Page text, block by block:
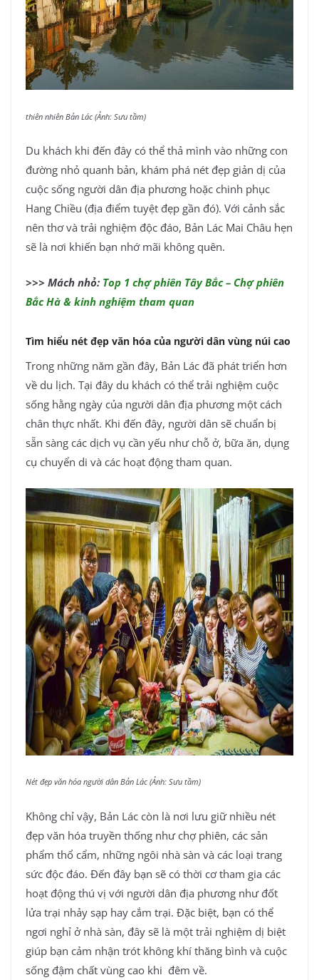
thiên nhiên Bản Lác (Ảnh: Sưu tầm)
Du khách khi đến đây có thể thả mình vào những con
đường nhỏ quanh bản, khám phá nét đẹp giản dị của
cuộc sống người dân địa phương hoặc chinh phục
Hang Chiều (địa điểm tuyệt đẹp gần đó). Với cảnh sắc
nên thơ và trải nghiệm độc đáo, Bản Lác Mai Châu hẹn
sẽ là nơi khiến bạn nhớ mãi không quên.
>>> Mách nhỏ: Top 1 chợ phiên Tây Bắc – Chợ phiên
Bắc Hà & kinh nghiệm tham quan
Tìm hiểu nét đẹp văn hóa của người dân vùng núi cao
Trong những năm gần đây, Bản Lác đã phát triển hơn
về du lịch. Tại đây du khách có thể trải nghiệm cuộc
sống hằng ngày của người dân địa phương một cách
chân thực nhất. Khi đến đây, người dân sẽ chuẩn bị
sẵn sàng các dịch vụ cần yếu như chỗ ở, bữa ăn, dụng
cụ chuyển di và các hoạt động tham quan.
Nét đẹp văn hóa người dân Bản Lác (Ảnh: Sưu tầm)
Không chỉ vậy, Bản Lác còn là nơi lưu giữ nhiều nét
đẹp văn hóa truyền thống như chợ phiên, các sản
phẩm thổ cẩm, những ngôi nhà sàn và các loại trang
sức độc đáo. Đến đây bạn sẽ có thời cơ tham gia các
hoạt động thú vị với người dân địa phương như đốt
lửa trại nhảy sạp hay cắm trại. Đặc biệt, bạn có thể
ngơi nghỉ ở nhà sàn, đây sẽ là một trải nghiệm dị biệt
giúp bạn cảm nhận trót không khí thăng bình và cuộc
sống đậm chất vùng cao khi đêm về.